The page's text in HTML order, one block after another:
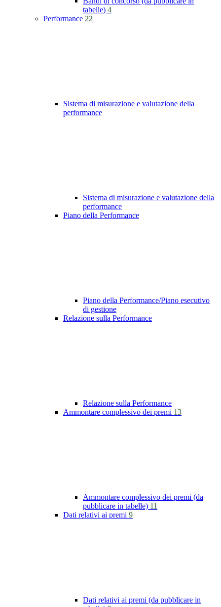
tabelle) 4
Performance 22
Sistema di misurazione e valutazione della
performance
Sistema di misurazione e valutazione della
performance
Piano della Performance
Piano della Performance/Piano esecutivo
di gestione
Relazione sulla Performance
Relazione sulla Performance
Ammontare complessivo dei premi 13
Ammontare complessivo dei premi (da
pubblicare in tabelle) 11
Dati relativi ai premi 9
Dati relativi ai premi (da pubblicare in